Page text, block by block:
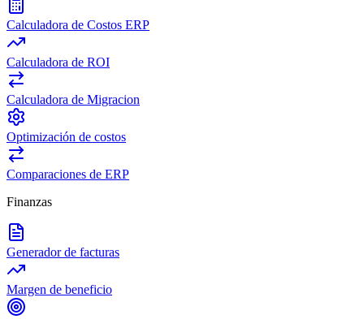
Calculadora de Costos ERP
Calculadora de ROI
Calculadora de Migracion
Optimización de costos
Comparaciones de ERP
Finanzas
Generador de facturas
Margen de beneficio